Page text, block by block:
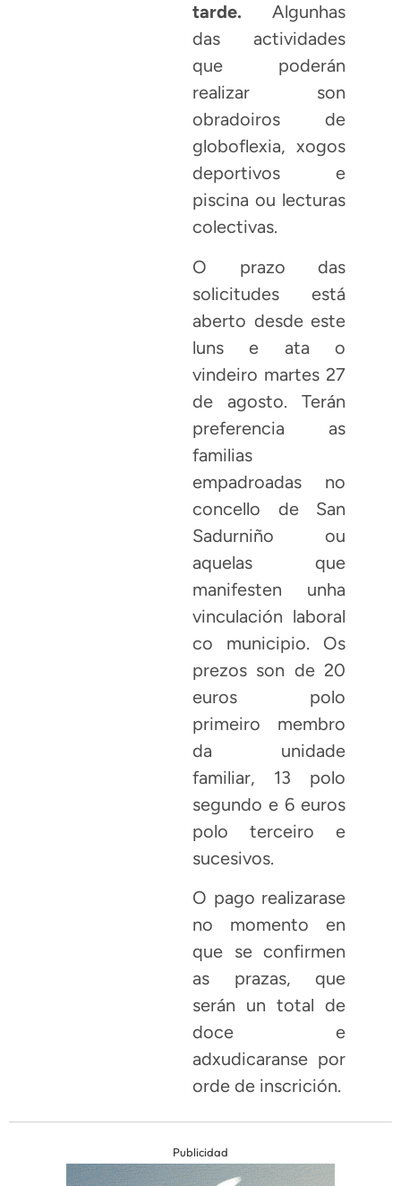
tarde. Algunhas
das actividades
que poderán
realizar son
obradoiros de
globoflexia, xogos
deportivos e
piscina ou lecturas
colectivas.
O prazo das
solicitudes está
aberto desde este
luns e ata o
vindeiro martes 27
de agosto. Terán
preferencia as
familias
empadroadas no
concello de San
Sadurniño ou
aquelas que
manifesten unha
vinculación laboral
co municipio. Os
prezos son de 20
euros polo
primeiro membro
da unidade
familiar, 13 polo
segundo e 6 euros
polo terceiro e
sucesivos.
O pago realizarase
no momento en
que se confirmen
as prazas, que
serán un total de
doce e
adxudicaranse por
orde de inscrición.
Publicidad